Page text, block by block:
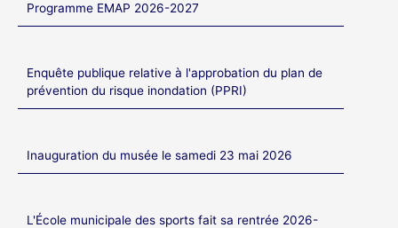
Programme EMAP 2026-2027
Enquête publique relative à l'approbation du plan de
prévention du risque inondation (PPRI)
Inauguration du musée le samedi 23 mai 2026
L'École municipale des sports fait sa rentrée 2026-